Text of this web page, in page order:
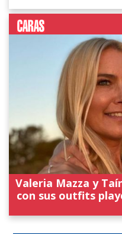
Valeria Mazza y
con sus outfits